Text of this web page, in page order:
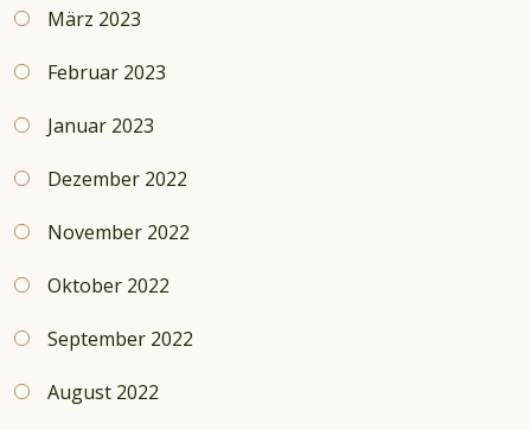
März 2023
Februar 2023
Januar 2023
Dezember 2022
November 2022
Oktober 2022
September 2022
August 2022